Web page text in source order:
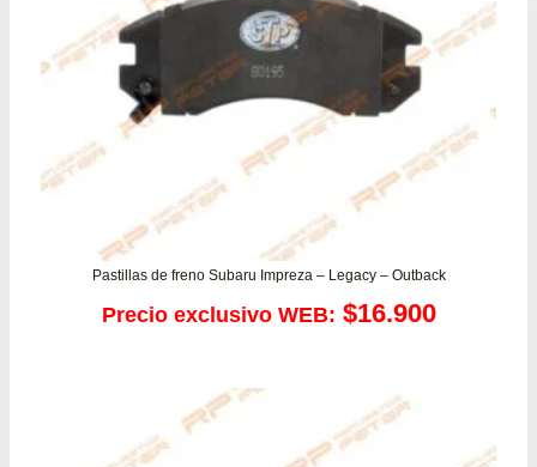
Pastillas de freno Subaru Impreza – Legacy – Outback
Precio exclusivo WEB: $16.900